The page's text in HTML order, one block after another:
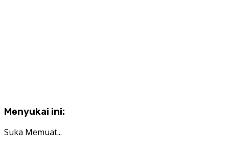
Menyukai ini:
Suka Memuat...